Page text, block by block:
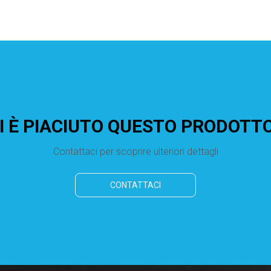
È PIACIUTO QUESTO
Contattaci per scoprire ulteriori dettagli
CONTATTACI